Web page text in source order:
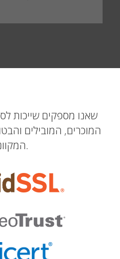
המוכרים, המובילים
המקוונות.